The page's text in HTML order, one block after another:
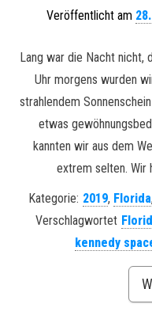
Veröffentlicht am
Lang war die Nacht nicht,
Uhr morgens wurden
strahlendem
etwas
kannten wir aus dem
extrem selten. Wir
Kategorie: 2019, Florida,
Verschlagwortet
kennedy